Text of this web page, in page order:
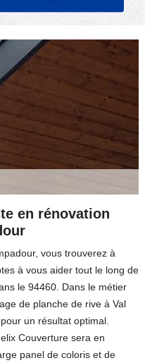
en rénovation
vous trouverez à
à vous aider tout le long de
le 94460. Dans le métier
de planche de rive à Val
un résultat optimal.
Couverture sera en
panel de coloris et de